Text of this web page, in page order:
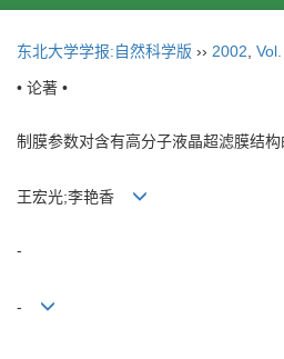
东北大学学报:自然科学版 ›› 2002
• 论著 •
制膜参数对含有高分子液晶超滤膜结构
王宏光;李艳香
-
-